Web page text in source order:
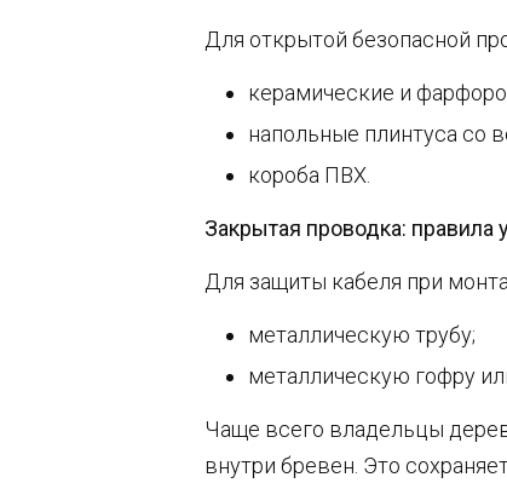
Для открытой безопасной
керамические и
напольные плинтуса со
короба ПВХ.
Закрытая проводка: правила
Для защиты кабеля при
металлическую трубу;
металлическую гофру
Чаще всего владельцы
внутри бревен. Это